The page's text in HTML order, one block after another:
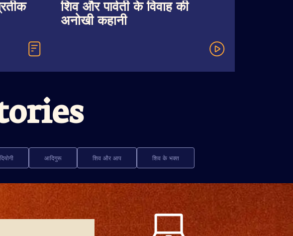
शिव और पार्वती के विवाह की
अनोखी कहानी
आदिगुरू शिव और आप शिव के भक्त